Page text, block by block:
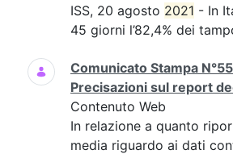
ISS, 20 agosto 2021 - In
45 giorni l’82,4% dei
Comunicato Stampa
Precisazioni sul report
Contenuto Web
In relazione a quanto
media riguardo ai dati